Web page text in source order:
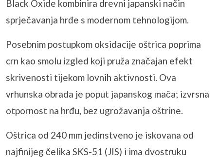
Black Oxide kombinira drevni japanski način
sprječavanja hrđe s modernom tehnologijom.
Posebnim postupkom oksidacije oštrica poprima
crn kao smolu izgled koji pruža značajan efekt
skrivenosti tijekom lovnih aktivnosti. Ova
vrhunska obrada je poput japanskog mača; izvrsna
otpornost na hrđu, bez ugrožavanja oštrine.
Oštrica od 240 mm jedinstveno je iskovana od
najfinijeg čelika SKS-51 (JIS) i ima dvostruku